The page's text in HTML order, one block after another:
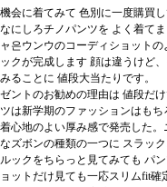
会に着てみて 色別に一度購買し
にしろチノパンツを よく着てま
은ウンウのコーディショット
クが完成します 顔は違うけど、
ることに 値段大当たりです。
ントのお勧めの理由は 値段だけ
は新学期のファッションはも
心地のよい厚み感で発売した
ズボンの種類の一つに スラッ
ックをちらっと見てみても パ
ットだけ見ても一応スリムfit確